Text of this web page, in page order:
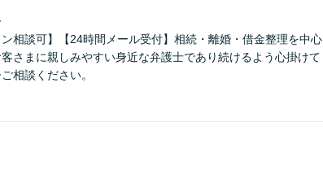
相談可】【24時間メール受付】相続・離婚・借金整理を中心
さまに親しみやすい身近な弁護士であり続けるよう心掛けて
相談ください。